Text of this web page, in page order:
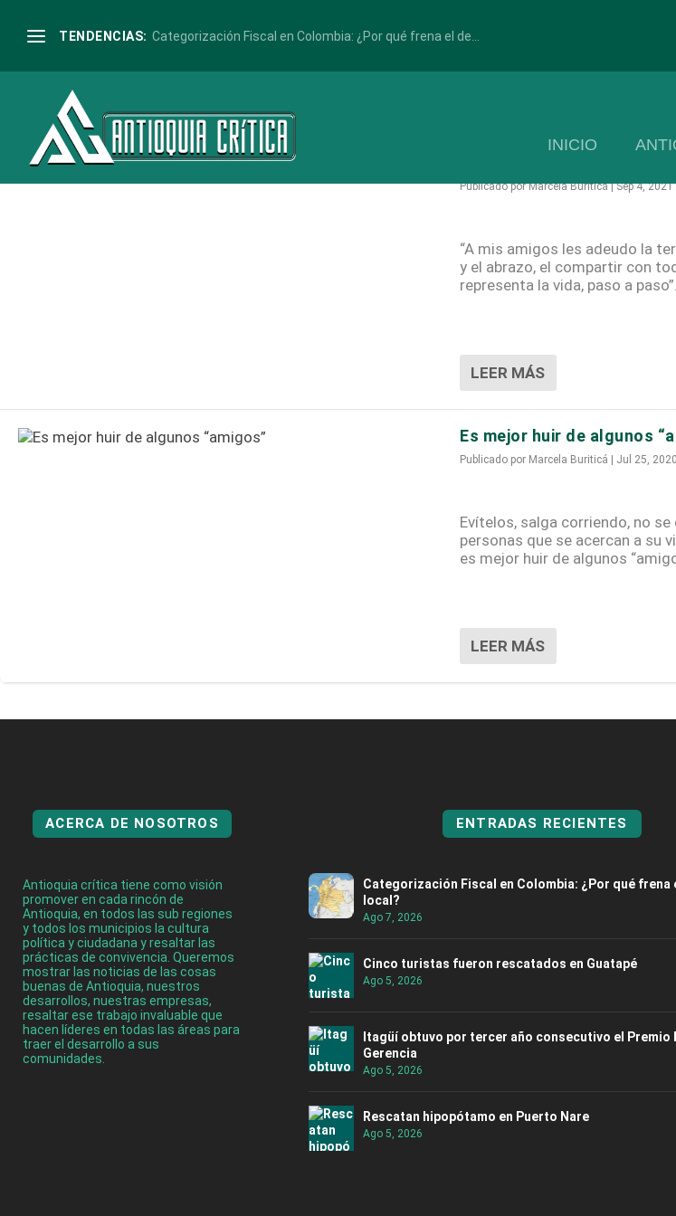
TENDENCIAS: Categorización Fiscal en Colombia: ¿Por qué frena el de...
INICIO
Publicado porMarcela Buriticá|Sep 4, 2021
“A mis amigos les adeudo la
y el abrazo, el compartir con
representa la vida, paso a
LEER MÁS
Es mejor huir de algunos
Publicado por Marcela Buriticá Jul 25, 2020
Evítelos, salga corriendo, no se
personas que se acercan a su
es mejor huir de algunos
LEER MÁS
ACERCA DE NOSOTROS
Antioquia crítica tiene como visión
promover en cada rincón de
Antioquia, en todos las sub regiones
y todos los municipios la cultura
política y ciudadana y resaltar las
prácticas de convivencia. Queremos
mostrar las noticias de las cosas
buenas de Antioquia, nuestros
desarrollos, nuestras empresas,
resaltar ese trabajo invaluable que
hacen líderes en todas las áreas para
traer el desarrollo a sus
comunidades.
ENTRADAS RECIENTES
Categorización Fiscal en Colombia: ¿Por qué
local?
Ago 7, 2026
Cinco turistas fueron rescatados en Guatapé
Ago 5, 2026
Itagüí obtuvo por tercer año consecutivo el Premio
Gerencia
Ago 5, 2026
Rescatan hipopótamo en Puerto Nare
Ago 5, 2026